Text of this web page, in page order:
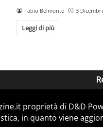
Fabio Belmonte 3
Leggi di più
proprietà di D&D
in quanto viene